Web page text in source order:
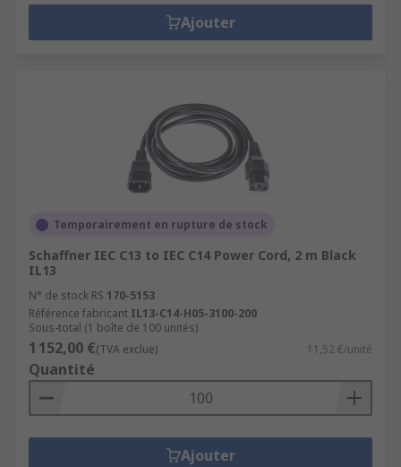
Ajouter
Temporairement en rupture de stock
Schaffner IEC C13 to IEC C14 Power Cord, 2 m Black
IL13
N° de stock RS 170-5153
Référence fabricant IL13-C14-H05-3100-200
Sous-total (1 boîte de 100 unités)
1 152,00 €(TVA exclue) 11,52 €/unité
Quantité
Ajouter